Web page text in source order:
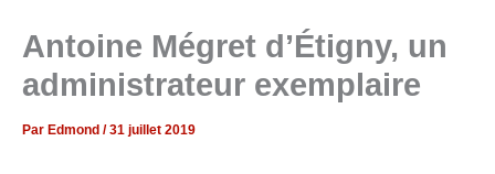
Antoine Mégret d’Étigny, un
administrateur exemplaire
Par Edmond /31 juillet 2019